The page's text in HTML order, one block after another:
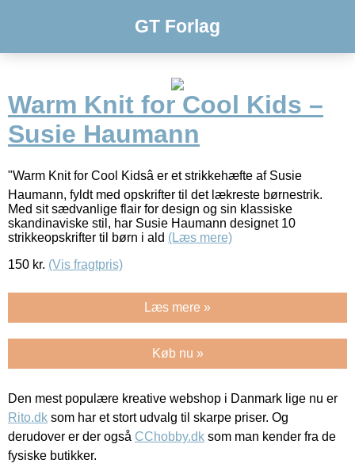
GT Forlag
Warm Knit for Cool Kids –
Susie Haumann
"Warm Knit for Cool Kidsâ er et strikkehæfte af Susie
Haumann, fyldt med opskrifter til det lækreste børnestrik.
Med sit sædvanlige flair for design og sin klassiske
skandinaviske stil, har Susie Haumann designet 10
strikkeopskrifter til børn i ald (Læs mere)
150 kr. (Vis fragtpris)
Læs mere »
Køb nu »
Den mest populære kreative webshop i Danmark lige nu er
Rito.dk som har et stort udvalg til skarpe priser. Og
derudover er der også CChobby.dk som man kender fra de
fysiske butikker.